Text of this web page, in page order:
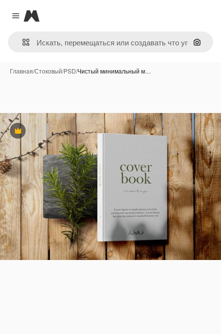
Close menu
Magnific
Поиск
Главная/Стоковый/PSD/Чистый минимальный м…
Премиум